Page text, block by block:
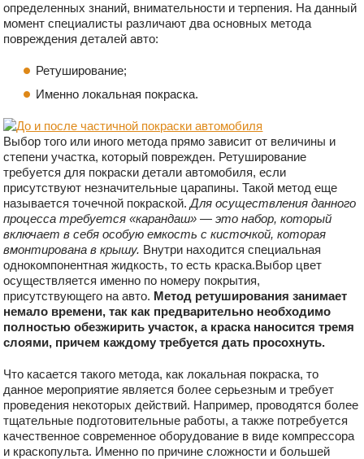
определенных знаний, внимательности и терпения. На данный
момент специалисты различают два основных метода
повреждения деталей авто:
Ретуширование;
Именно локальная покраска.
Выбор того или иного метода прямо зависит от величины и
степени участка, который поврежден. Ретуширование
требуется для покраски детали автомобиля, если
присутствуют незначительные царапины. Такой метод еще
называется точечной покраской.Для осуществления данного
процесса требуется «карандаш» — это набор, который
включает в себя особую емкость с кисточкой, которая
вмонтирована в крышу. Внутри находится специальная
однокомпонентная жидкость, то есть краска.Выбор цвет
осуществляется именно по номеру покрытия,
присутствующего на авто. Метод ретуширования занимает
немало времени, так как предварительно необходимо
полностью обезжирить участок, а краска наносится тремя
слоями, причем каждому требуется дать просохнуть.
Что касается такого метода, как локальная покраска, то
данное мероприятие является более серьезным и требует
проведения некоторых действий. Например, проводятся более
тщательные подготовительные работы, а также потребуется
качественное современное оборудование в виде компрессора
и краскопульта. Именно по причине сложности и большей